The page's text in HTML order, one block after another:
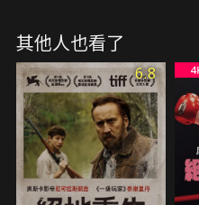
需要金援，兩人訂好協議，
但第一次逃獄失敗，巴比被
年之久…
其他人也看了
6.8